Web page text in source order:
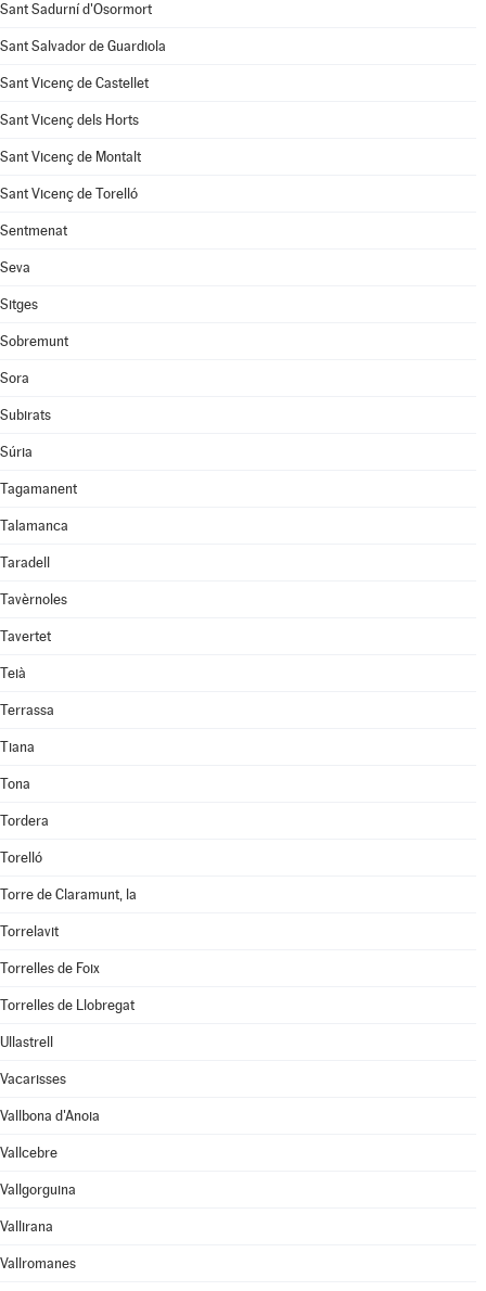
Sant Sadurní d'Osormort
Sant Salvador de Guardiola
Sant Vicenç de Castellet
Sant Vicenç dels Horts
Sant Vicenç de Montalt
Sant Vicenç de Torelló
Sentmenat
Seva
Sitges
Sobremunt
Sora
Subirats
Súria
Tagamanent
Talamanca
Taradell
Tavèrnoles
Tavertet
Teià
Terrassa
Tiana
Tona
Tordera
Torelló
Torre de Claramunt, la
Torrelavit
Torrelles de Foix
Torrelles de Llobregat
Ullastrell
Vacarisses
Vallbona d'Anoia
Vallcebre
Vallgorguina
Vallirana
Vallromanes